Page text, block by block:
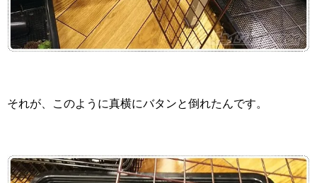
それが、このように真横にバタンと倒れたんです。